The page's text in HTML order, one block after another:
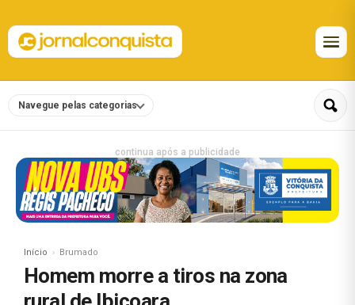
Navegue pelas categorias
continua após a publicidade
Início Brumado
Homem morre a tiros na zona